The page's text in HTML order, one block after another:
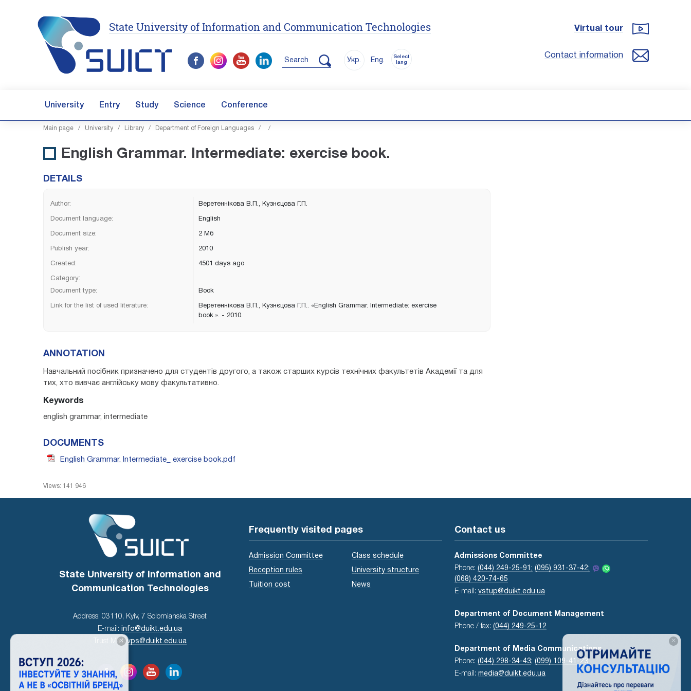
State University of Information and Communication Technologies
Search Укр. Eng.
Select
lang
Virtual tour
Contact information
University Entry Study Science Conference
Main page / University / Library / Department of Foreign Languages / /
English Grammar. Intermediate: exercise book.
DETAILS
Author: Веретеннікова В.П., Кузнєцова Г.П.
Document language: English
Document size: 2 Мб
Publish year: 2010
Created: 4501 days ago
Category:
Document type:
Book
Link for the list of used literature:
Веретеннікова В.П., Кузнєцова Г.П.. «English Grammar. Intermediate: exercise
book.». - 2010.
ANNOTATION
Навчальний посібник призначено для студентів другого, а також старших курсів технічних факультетів Академії та для
тих, хто вивчає англійську мову факультативно.
Keywords
english grammar, intermediate
DOCUMENTS
English Grammar. Intermediate_ exercise book.pdf
Views: 141 946
State University of Information and
Communication Technologies
Address: 03110, Kyiv, 7 Solomianska Street
E-mail: info@duikt.edu.ua
Trust Mail: vps@duikt.edu.ua
Frequently visited pages
Admission Committee
Reception rules
Tuition cost
Class schedule
University structure
News
Contact us
Admissions Committee
Phone: (044) 249-25-91; (095) 931-37-42;
(068) 420-74-65
E-mail: vstup@duikt.edu.ua
Department of Document Management
Phone / fax: (044) 249-25-12
Department of Media Communications
Phone: (044) 298-34-43; (099) 109-41-23
E-mail: media@duikt.edu.ua
×
×